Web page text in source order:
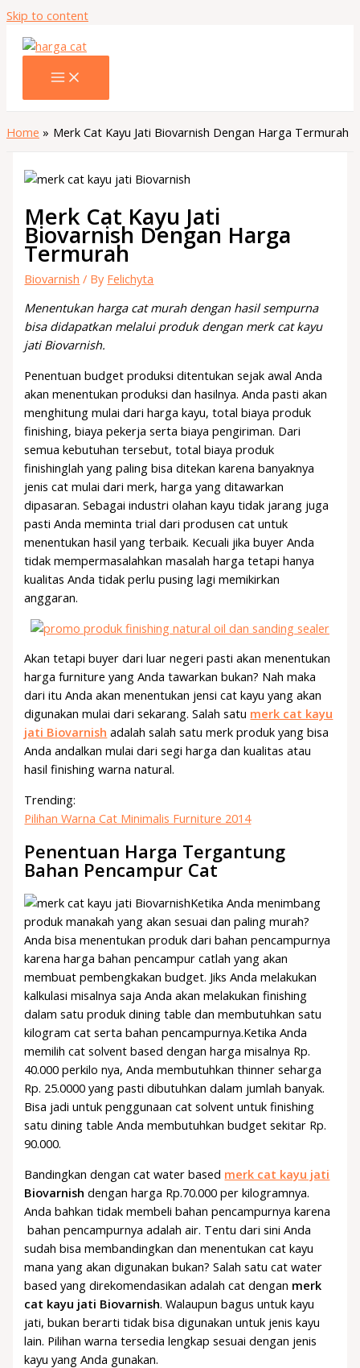
Skip to content
Home Merk Cat Kayu Jati Biovarnish Dengan Harga Termurah
Merk Cat Kayu Jati
Biovarnish Dengan Harga
Termurah
Biovarnish / By Felichyta
Menentukan harga cat murah dengan hasil sempurna
bisa didapatkan melalui produk dengan merk cat kayu
jati Biovarnish.
Penentuan budget produksi ditentukan sejak awal Anda
akan menentukan produksi dan hasilnya. Anda pasti akan
menghitung mulai dari harga kayu, total biaya produk
finishing, biaya pekerja serta biaya pengiriman. Dari
semua kebutuhan tersebut, total biaya produk
finishinglah yang paling bisa ditekan karena banyaknya
jenis cat mulai dari merk, harga yang ditawarkan
dipasaran. Sebagai industri olahan kayu tidak jarang juga
pasti Anda meminta trial dari produsen cat untuk
menentukan hasil yang terbaik. Kecuali jika buyer Anda
tidak mempermasalahkan masalah harga tetapi hanya
kualitas Anda tidak perlu pusing lagi memikirkan
anggaran.
Akan tetapi buyer dari luar negeri pasti akan menentukan
harga furniture yang Anda tawarkan bukan? Nah maka
dari itu Anda akan menentukan jensi cat kayu yang akan
digunakan mulai dari sekarang. Salah satu merk cat kayu
jati Biovarnish adalah salah satu merk produk yang bisa
Anda andalkan mulai dari segi harga dan kualitas atau
hasil finishing warna natural.
Trending:
Pilihan Warna Cat Minimalis Furniture 2014
Penentuan Harga Tergantung
Bahan Pencampur Cat
Ketika Anda menimbang
produk manakah yang akan sesuai dan paling murah?
Anda bisa menentukan produk dari bahan pencampurnya
karena harga bahan pencampur catlah yang akan
membuat pembengkakan budget. Jiks Anda melakukan
kalkulasi misalnya saja Anda akan melakukan finishing
dalam satu produk dining table dan membutuhkan satu
kilogram cat serta bahan pencampurnya.Ketika Anda
memilih cat solvent based dengan harga misalnya Rp.
40.000 perkilo nya, Anda membutuhkan thinner seharga
Rp. 25.0000 yang pasti dibutuhkan dalam jumlah banyak.
Bisa jadi untuk penggunaan cat solvent untuk finishing
satu dining table Anda membutuhkan budget sekitar Rp.
90.000.
Bandingkan dengan cat water based merk cat kayu jati
Biovarnish dengan harga Rp.70.000 per kilogramnya.
Anda bahkan tidak membeli bahan pencampurnya karena
bahan pencampurnya adalah air. Tentu dari sini Anda
sudah bisa membandingkan dan menentukan cat kayu
mana yang akan digunakan bukan? Salah satu cat water
based yang direkomendasikan adalah cat dengan merk
cat kayu jati Biovarnish. Walaupun bagus untuk kayu
jati, bukan berarti tidak bisa digunakan untuk jenis kayu
lain. Pilihan warna tersedia lengkap sesuai dengan jenis
kayu yang Anda gunakan.